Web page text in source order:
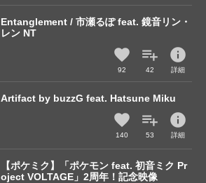
Entanglement / 市瀬るぽ feat. 鏡音リン・
レン NT
92 42
info
詳細
Artifact by buzzG feat. Hatsune Miku
140 53
info
詳細
【ポケミク】「ポケモン feat. 初音ミク Pr
oject VOLTAGE」2周年！記念映像